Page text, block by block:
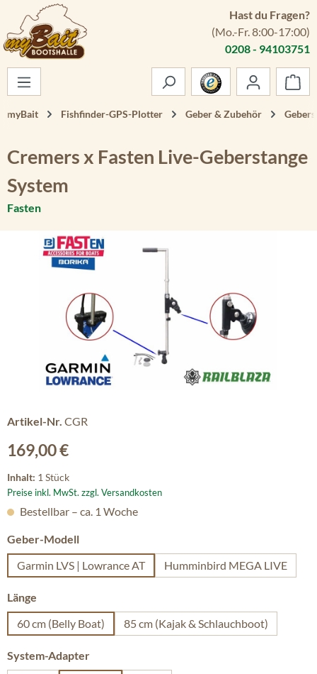
Zum Hauptinhalt springen
Hast du Fragen?
(Mo.-Fr. 8:00-17:00)
0208 - 94103751
myBait Fishfinder-GPS-Plotter Geber & Zubehör
Cremers x Fasten Live-Geberstange
System
Fasten
Bildergalerie überspringen
Artikel-Nr. CGR
Regulärer Preis:
169,00 €
Inhalt: 1 Stück
Preise inkl. MwSt. zzgl. Versandkosten
Bestellbar – ca. 1 Woche
Geber-Modellauswählen
Garmin LVS | Lowrance AT
Humminbird MEGA LIVE
Länge
60 cm (Belly Boat)
85 cm (Kajak & Schlauchboot)
System-Adapter